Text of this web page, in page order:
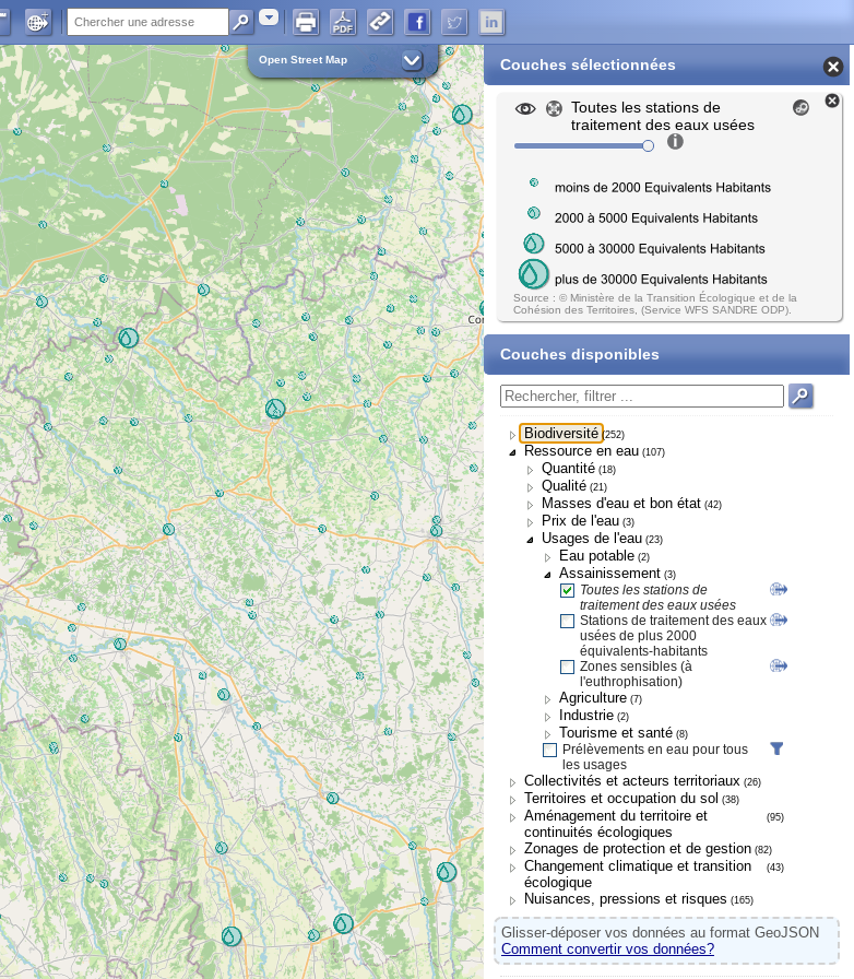
Adresse
Open Street Map Couches sélectionnées
Toutes les stations de
traitement des eaux usées
Source : © Ministère de la Transition Écologique et de la
Cohésion des Territoires, (Service WFS SANDRE ODP).
Couches disponibles
Biodiversité (252)
Ressource en eau (107)
Quantité (18)
Qualité (21)
Masses d'eau et bon état (42)
Prix de l'eau (3)
Usages de l'eau (23)
Eau potable (2)
Assainissement (3)
Toutes les stations de
traitement des eaux usées
Stations de traitement des eaux
usées de plus 2000
équivalents-habitants
Zones sensibles (à
l'euthrophisation)
Agriculture (7)
Industrie (2)
Tourisme et santé (8)
Prélèvements en eau pour tous
les usages
Collectivités et acteurs territoriaux (26)
Territoires et occupation du sol (38)
Aménagement du territoire et
continuités écologiques
(95)
Zonages de protection et de gestion (82)
Changement climatique et transition
écologique
(43)
Nuisances, pressions et risques (165)
Glisser-déposer vos données au format GeoJSON
Comment convertir vos données?